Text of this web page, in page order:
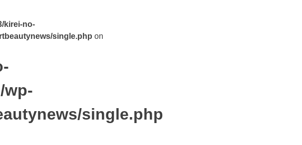
kirei-no-
single.php on
wp-
single.php